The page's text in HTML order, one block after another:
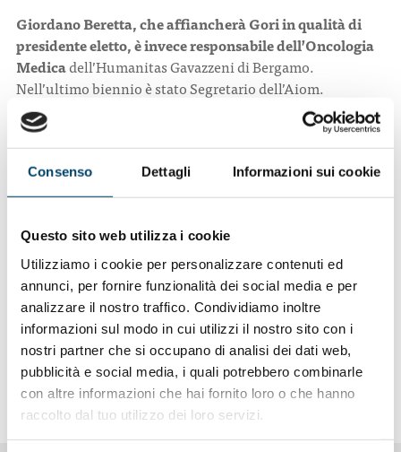
Consenso Dettagli Informazioni sui cookie
Questo sito web utilizza i cookie
Utilizziamo i cookie per personalizzare contenuti ed
annunci, per fornire funzionalità dei social media e per
analizzare il nostro traffico. Condividiamo inoltre
informazioni sul modo in cui utilizzi il nostro sito con i
nostri partner che si occupano di analisi dei dati web,
pubblicità e social media, i quali potrebbero combinarle
con altre informazioni che hai fornito loro o che hanno
raccolto dal tuo utilizzo dei loro servizi.
Giordano Beretta, che affiancherà Gori in qualità di
presidente eletto, è invece responsabile dell’Oncologia
Medicadell’Humanitas Gavazzeni di Bergamo.
Nell’ultimo biennio è stato Segretario dell’Aiom.
“Ringrazio tutti i soci per avermi dato la possibilità di
ricoprire questa importante e prestigiosa carica – afferma
il presidente eletto -. Aiom è la mia storia, la mia casa. Mi
impegnerò per garantire la crescita costante della nostra
società scientifica e supportare la Presidente Gori nel suo
nostro sistema sanitario nazionale e deve continuare ad
esserlo. Ci aspettano sfide importanti, innanzitutto la
sostenibilità del sistema sanitario nazionale garantendo a
tutti i pazienti l’accesso alle terapie più efficaci”.
DaQS